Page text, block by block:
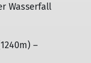
Wasserfall
–